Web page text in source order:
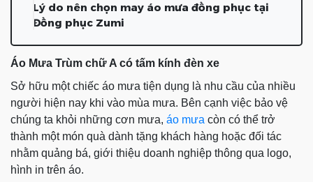
Lý do nên chọn may áo mưa đồng phục tại
Đồng phục Zumi
Áo Mưa Trùm chữ A có tấm kính đèn xe
Sở hữu một chiếc áo mưa tiện dụng là nhu cầu của nhiều
người hiện nay khi vào mùa mưa. Bên cạnh việc bảo vệ
chúng ta khỏi những cơn mưa, áo mưa còn có thể trở
thành một món quà dành tặng khách hàng hoặc đối tác
nhằm quảng bá, giới thiệu doanh nghiệp thông qua logo,
hình in trên áo.